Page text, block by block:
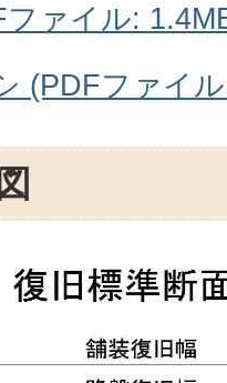
ァイル:
(PDFファイ